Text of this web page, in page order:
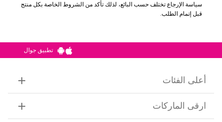
سياسة الإرجاع تختلف حسب البائع، لذلك تأكد من الشروط الخاصة بكل منتج
قبل إتمام الطلب.
تطبيق جوال
أعلى الفئات
ارقى الماركات